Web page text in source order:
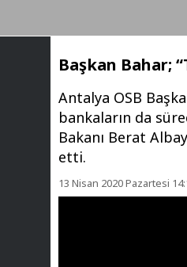
Başkan Bahar;
Antalya OSB
bankaların da
Bakanı Berat
etti.
13 Nisan 2020 Pazartesi